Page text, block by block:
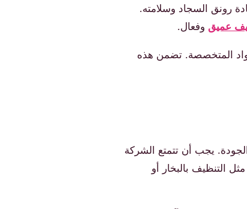
رونق السجاد وسلامته.
عميق وفعال.
المتخصصة. تضمن هذه
يجب أن تتمتع الشركة
التنظيف بالبخار أو